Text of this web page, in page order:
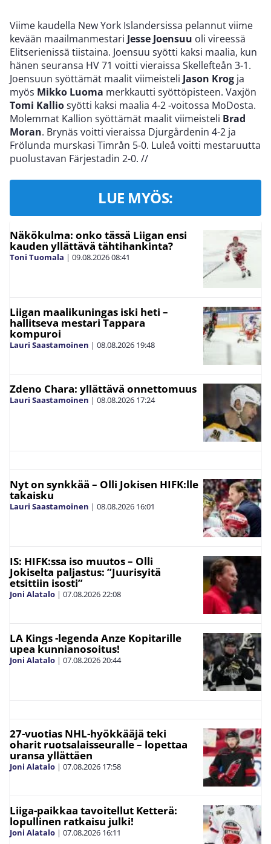
Viime kaudella New York Islandersissa pelannut viime
kevään maailmanmestari Jesse Joensuu oli vireessä
Elitserienissä tiistaina. Joensuu syötti kaksi maalia, kun
hänen seuransa HV 71 voitti vieraissa Skellefteån 3-1.
Joensuun syöttämät maalit viimeisteli Jason Krog ja
myös Mikko Luoma merkkautti syöttöpisteen. Vaxjön
Tomi Kalliosyötti kaksi maalia 4-2 -voitossa MoDosta.
Molemmat Kallion syöttämät maalit viimeisteli Brad
Moran. Brynäs voitti vieraissa Djurgårdenin 4-2 ja
Frölunda murskasi Timrån 5-0. Luleå voitti mestaruutta
puolustavan Färjestadin 2-0. //
LUE MYÖS:
Näkökulma: onko tässä Liigan ensi
kauden yllättävä tähtihankinta?
Toni Tuomala | 09.08.202608:41
Liigan maalikuningas iski heti –
hallitseva mestari Tappara
kompuroi
Lauri Saastamoinen | 08.08.2026 19:48
Zdeno Chara: yllättävä onnettomuus
Lauri Saastamoinen | 08.08.2026 17:24
Nyt on synkkää – Olli Jokisen HIFK:lle
takaisku
Lauri Saastamoinen | 08.08.2026 16:01
IS: HIFK:ssa iso muutos – Olli
Jokiselta paljastus: ”Juurisyitä
etsittiin isosti”
Joni Alatalo | 07.08.202622:08
LA Kings -legenda Anze Kopitarille
upea kunnianosoitus!
Joni Alatalo | 07.08.202620:44
27-vuotias NHL-hyökkääjä teki
oharit ruotsalaisseuralle – lopettaa
uransa yllättäen
Joni Alatalo | 07.08.2026 17:58
Liiga-paikkaa tavoitellut Ketterä:
lopullinen ratkaisu julki!
Joni Alatalo | 07.08.2026 16:11